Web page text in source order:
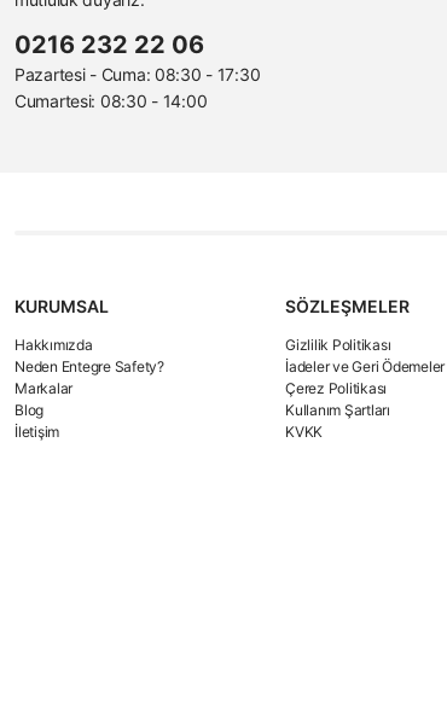
Güneş ışığından uzakta muhafaza edilmelidir.
Raf ömrü geçen ürünleri kullanımı önerilmez.
Depolanan ürünlerin raf ömrü 2 (iki) yıldır.
0216 232 22 06
Pazartesi - Cuma: 08:30 - 17:30
Cumartesi: 08:30 - 14:00
KURUMSAL
Hakkımızda
Neden Entegre Safety?
Markalar
Blog
İletişim
SÖZLEŞMELER
Gizlilik Politikası
İadeler ve Geri Ödemeler
Çerez Politikası
Kullanım Şartları
KVKK